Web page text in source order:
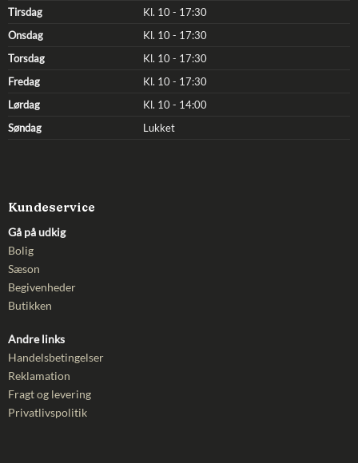
Tirsdag
Kl. 10 - 17:30
Onsdag
Kl. 10 - 17:30
Torsdag
Kl. 10 - 17:30
Fredag
Kl. 10 - 17:30
Lørdag
Kl. 10 - 14:00
Søndag
Lukket
Kundeservice
Gå på udkig
Bolig
Sæson
Begivenheder
Butikken
Andre links
Handelsbetingelser
Reklamation
Fragt og levering
Privatlivspolitik